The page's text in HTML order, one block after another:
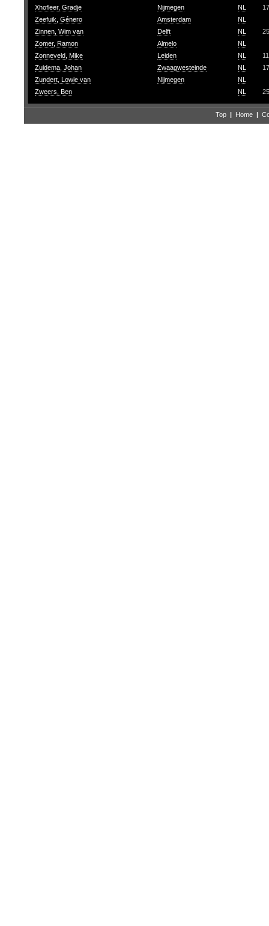
Xhofleer, Gradje Nijmegen NL
Zeefuik, Género
Amsterdam
NL
Zinnen, Wim van
Delft NL
Zomer, Ramon
Almelo
NL
Zonneveld, Mike
Leiden NL
Zuidema, Johan
Zwaagwesteinde NL
Zundert, Lowie van
Nijmegen
NL
Zweers, Ben
NL
Top | Home |